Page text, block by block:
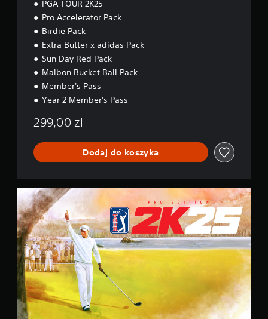
PGA TOUR 2K25
Pro Accelerator Pack
Birdie Pack
Extra Butter x adidas Pack
Sun Day Red Pack
Malbon Bucket Ball Pack
Member's Pass
Year 2 Member's Pass
299,00 zl
Dodaj do koszyka
r
o
E
d
i
t
i
o
n